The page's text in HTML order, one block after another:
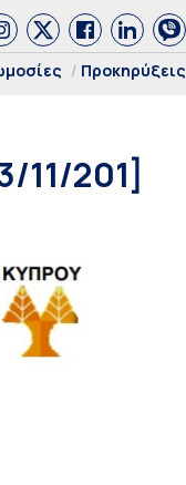
Προκηρύξεις
11/201]